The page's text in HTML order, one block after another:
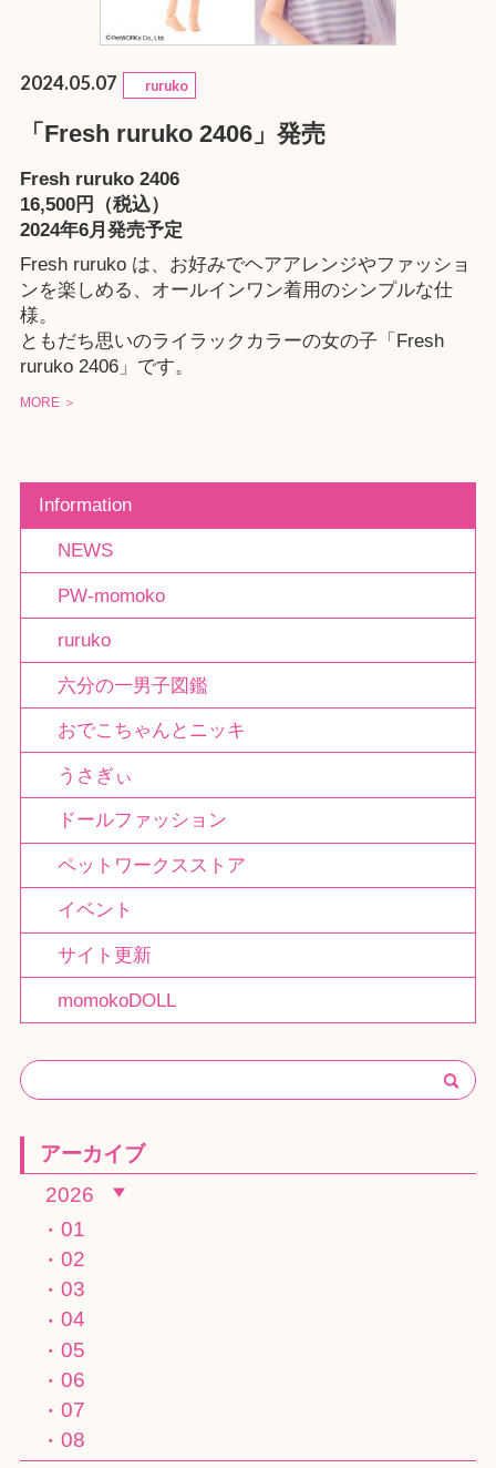
2024.05.07 ruruko
「Fresh ruruko 2406」発売
Fresh ruruko 2406
16,500円（税込）
2024年6月発売予定
Fresh ruruko は、お好みでヘアアレンジやファッショ
ンを楽しめる、オールインワン着用のシンプルな仕
様。
ともだち思いのライラックカラーの女の子「Fresh
ruruko 2406」です。
MORE ＞
Information
NEWS
PW-momoko
ruruko
六分の一男子図鑑
おでこちゃんとニッキ
うさぎぃ
ドールファッション
ペットワークスストア
イベント
サイト更新
momokoDOLL
アーカイブ
2026
01
02
03
04
05
06
07
08